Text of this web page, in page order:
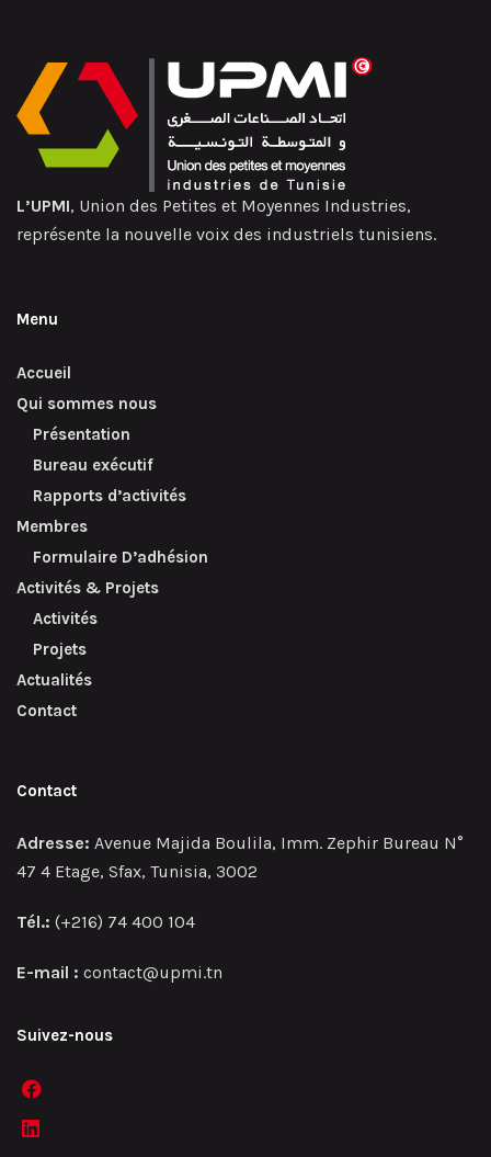
L’UPMI, Union des Petites et Moyennes Industries,
représente la nouvelle voix des industriels tunisiens.
Menu
Accueil
Qui sommes nous
Présentation
Bureau exécutif
Rapports d’activités
Membres
Formulaire D’adhésion
Activités & Projets
Activités
Projets
Actualités
Contact
Contact
Adresse: Avenue Majida Boulila, Imm. Zephir Bureau N°
47 4 Etage, Sfax, Tunisia, 3002
Tél.: (+216) 74 400 104
E-mail : contact@upmi.tn
Suivez-nous